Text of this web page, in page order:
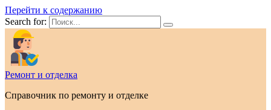
Перейти к содержанию
Search for:
Ремонт и отделка
Справочник по ремонту и отделке